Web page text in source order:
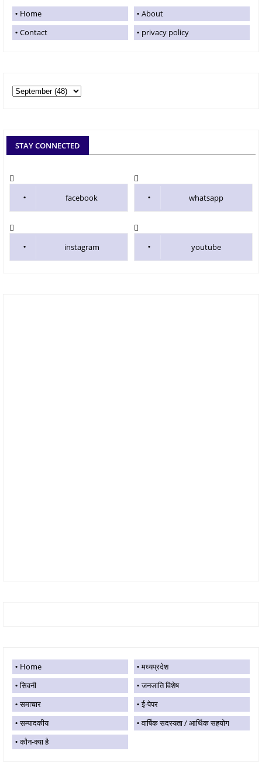
Home
About
Contact
privacy policy
STAY CONNECTED
facebook whatsapp
instagram youtube
Home
मध्यप्रदेश
सिवनी
जनजाति विशेष
समाचार
ई-पेपर
सम्पादकीय
वार्षिक सदस्यता / आर्थिक सहयोग
कौन-क्या है